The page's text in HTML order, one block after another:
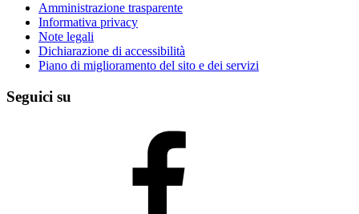
Amministrazione trasparente
Informativa privacy
Note legali
Dichiarazione di accessibilità
Piano di miglioramento del sito e dei servizi
Seguici su